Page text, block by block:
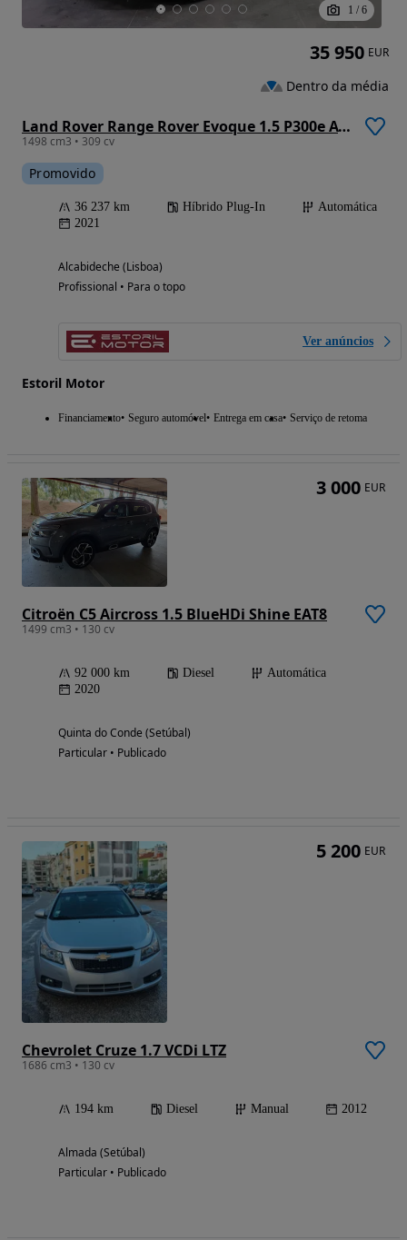
1 / 6
Land Rover Range Rover Evoque 1.5 P300e AWD R-Dynamic S Auto
1498 cm3 • 309 cv
Promovido
36 237 km Híbrido Plug-In
Automática
2021
Alcabideche (Lisboa)
Profissional • Para o topo
Ver anúncios
Estoril Motor
Financiamento Seguro automóvel Entrega em casa Serviço de retoma
35 950 EUR
Dentro da média
Citroën C5 Aircross 1.5 BlueHDi Shine EAT8
1499 cm3 • 130 cv
92 000 km Diesel
Automática
2020
Quinta do Conde (Setúbal)
Particular • Publicado
3 000 EUR
Chevrolet Cruze 1.7 VCDi LTZ
1686 cm3 • 130 cv
194 km Diesel Manual 2012
Almada (Setúbal)
Particular • Publicado
5 200 EUR